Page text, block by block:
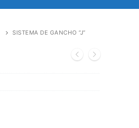
SISTEMA DE GANCHO “J”